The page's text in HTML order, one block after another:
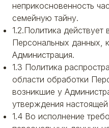
неприкосновенность
семейную тайну.
1.2.Политика
Персональных данных,
Администрация.
1.3 Политика
области обработки
возникшие у
утверждения
1.4 Во исполнение